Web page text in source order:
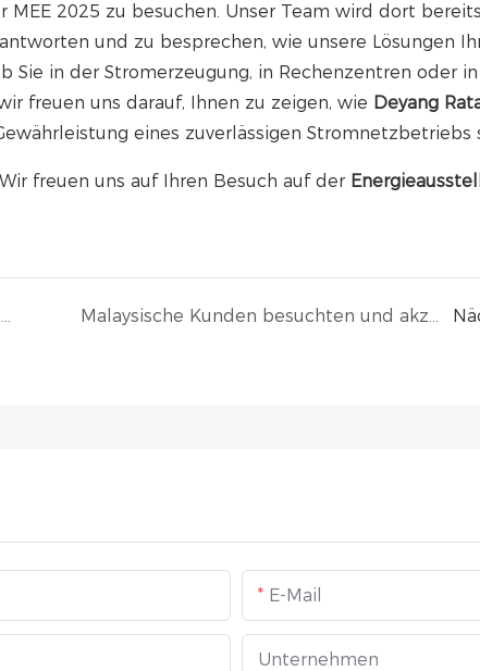
2025 zu besuchen. Unser Team wird dort
und zu besprechen, wie unsere Lösungen
Sie in der Stromerzeugung, in Rechenzentren oder in
freuen uns darauf, Ihnen zu zeigen, wie Deyang
eines zuverlässigen Stromnetzbetriebs
Wir freuen uns auf Ihren Besuch auf der
10 100kW Resistive Unbalanced Loads Tested And Shipped Malaysische Kunden besuchten und akzeptierten den Produktionsfortschritt von 3500kW re
E-Mail
Unternehmen